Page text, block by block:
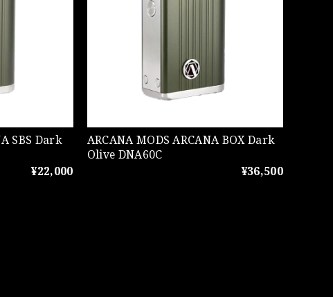
¥22,000
ARCANA MODS ARCANA BOX Dark
Olive DNA60C
¥36,500